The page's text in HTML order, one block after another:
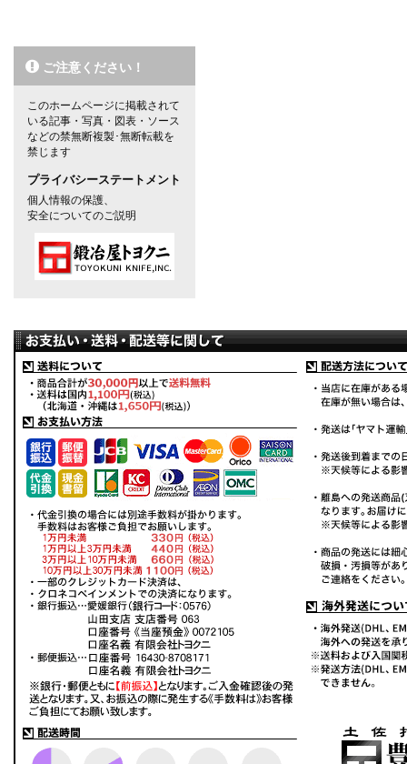
ご注意ください！
このホームページに掲載されて
いる記事・写真・図表・ソース
などの禁無断複製･無断転載を
禁じます
プライバシーステートメント
個人情報の保護、
安全についてのご説明